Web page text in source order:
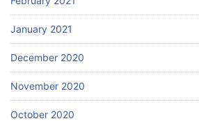
January 2021
December 2020
November 2020
October 2020